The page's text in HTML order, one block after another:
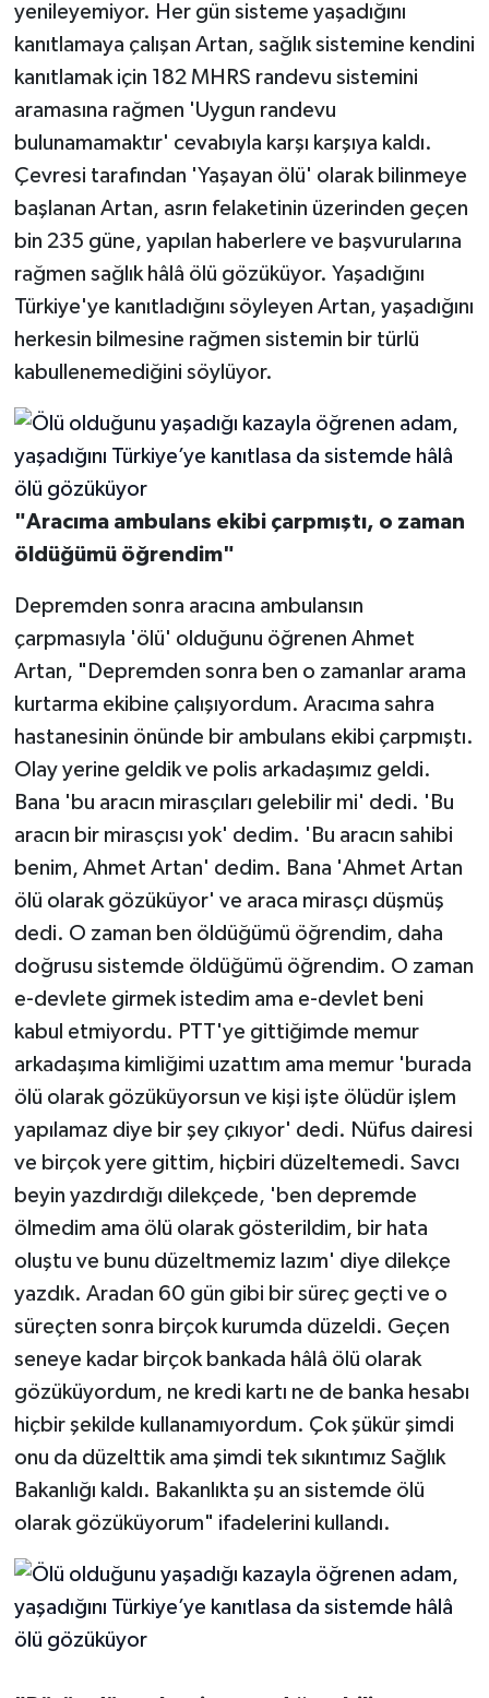
yenileyemiyor. Her gün sisteme yaşadığını
kanıtlamaya çalışan Artan, sağlık sistemine kendini
kanıtlamak için 182 MHRS randevu sistemini
aramasına rağmen 'Uygun randevu
bulunamamaktır' cevabıyla karşı karşıya kaldı.
Çevresi tarafından 'Yaşayan ölü' olarak bilinmeye
başlanan Artan, asrın felaketinin üzerinden geçen
bin 235 güne, yapılan haberlere ve başvurularına
rağmen sağlık hâlâ ölü gözüküyor. Yaşadığını
Türkiye'ye kanıtladığını söyleyen Artan, yaşadığını
herkesin bilmesine rağmen sistemin bir türlü
kabullenemediğini söylüyor.
"Aracıma ambulans ekibi çarpmıştı, o zaman
öldüğümü öğrendim"
Depremden sonra aracına ambulansın
çarpmasıyla 'ölü' olduğunu öğrenen Ahmet
Artan, "Depremden sonra ben o zamanlar arama
kurtarma ekibine çalışıyordum. Aracıma sahra
hastanesinin önünde bir ambulans ekibi çarpmıştı.
Olay yerine geldik ve polis arkadaşımız geldi.
Bana 'bu aracın mirasçıları gelebilir mi' dedi. 'Bu
aracın bir mirasçısı yok' dedim. 'Bu aracın sahibi
benim, Ahmet Artan' dedim. Bana 'Ahmet Artan
ölü olarak gözüküyor' ve araca mirasçı düşmüş
dedi. O zaman ben öldüğümü öğrendim, daha
doğrusu sistemde öldüğümü öğrendim. O zaman
e-devlete girmek istedim ama e-devlet beni
kabul etmiyordu. PTT'ye gittiğimde memur
arkadaşıma kimliğimi uzattım ama memur 'burada
ölü olarak gözüküyorsun ve kişi işte ölüdür işlem
yapılamaz diye bir şey çıkıyor' dedi. Nüfus dairesi
ve birçok yere gittim, hiçbiri düzeltemedi. Savcı
beyin yazdırdığı dilekçede, 'ben depremde
ölmedim ama ölü olarak gösterildim, bir hata
oluştu ve bunu düzeltmemiz lazım' diye dilekçe
yazdık. Aradan 60 gün gibi bir süreç geçti ve o
süreçten sonra birçok kurumda düzeldi. Geçen
seneye kadar birçok bankada hâlâ ölü olarak
gözüküyordum, ne kredi kartı ne de banka hesabı
hiçbir şekilde kullanamıyordum. Çok şükür şimdi
onu da düzelttik ama şimdi tek sıkıntımız Sağlık
Bakanlığı kaldı. Bakanlıkta şu an sistemde ölü
olarak gözüküyorum" ifadelerini kullandı.